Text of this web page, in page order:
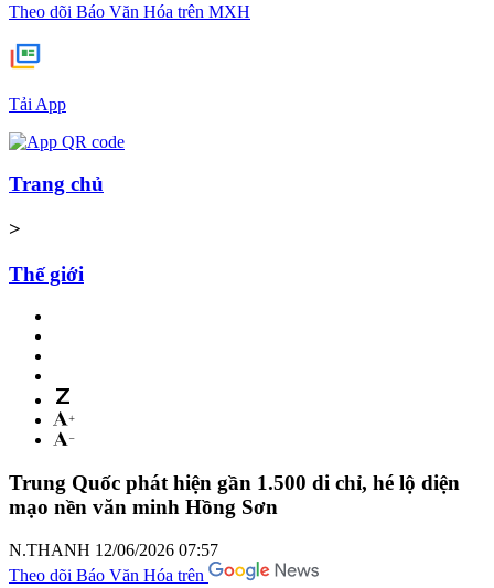
Theo dõi Báo Văn Hóa trên MXH
Tải App
Trang chủ
>
Thế giới
Trung Quốc phát hiện gần 1.500 di chỉ, hé lộ diện
mạo nền văn minh Hồng Sơn
N.THANH 12/06/2026 07:57
Theo dõi Báo Văn Hóa trên